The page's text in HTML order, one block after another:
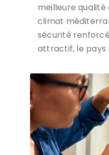
meilleure qualité
climat
sécurité
attractif, le pays